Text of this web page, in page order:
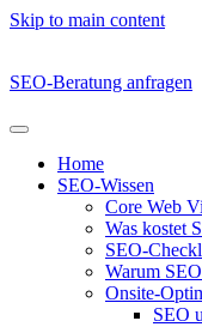
Skip to main content
SEO-Beratung anfragen
Home
SEO-Wissen
Core Web
Was kostet
SEO-
Warum
Onsite-
SEO